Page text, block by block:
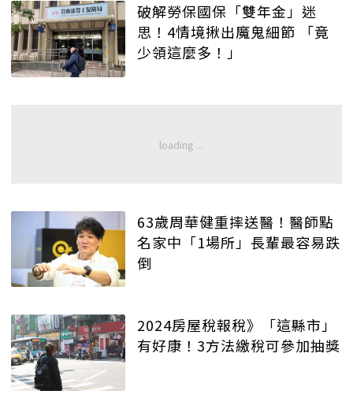
破解勞保國保「雙年金」迷
思！4情境揪出魔鬼細節 「竟
少領這麼多！」
63歲周華健重摔送醫！醫師點
名家中「1場所」長輩最容易跌
倒
2024房屋稅報稅》「這縣市」
有好康！3方法繳稅可參加抽獎